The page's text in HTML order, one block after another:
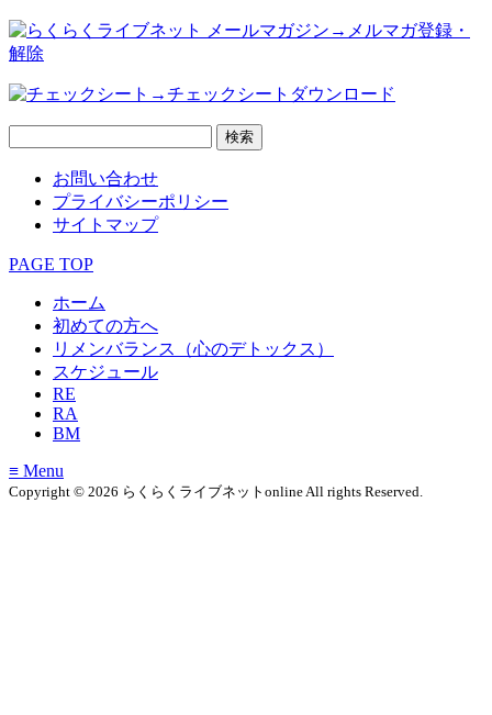
→メルマガ登録・
解除
→チェックシートダウンロード
お問い合わせ
プライバシーポリシー
サイトマップ
PAGE TOP
ホーム
初めての方へ
リメンバランス（心のデトックス）
スケジュール
RE
RA
BM
≡ Menu
Copyright © 2026 らくらくライブネットonline All rights Reserved.